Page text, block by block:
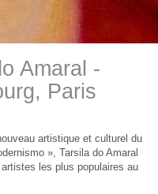
Amaral -
Paris
artistique et culturel du
», Tarsila do Amaral
les plus populaires au